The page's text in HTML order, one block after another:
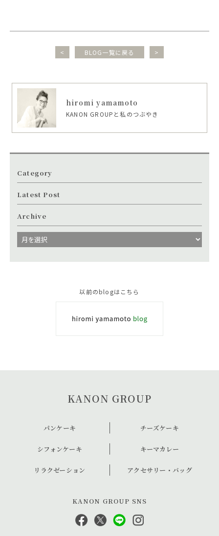
< BLOG一覧に戻る >
hiromi yamamoto
KANON GROUPと私のつぶやき
Category
Latest Post
Archive
以前のblogはこちら
KANON GROUP
パンケーキ チーズケーキ
シフォンケーキ キーマカレー
リラクゼーション アクセサリー・バッグ
KANON GROUP SNS